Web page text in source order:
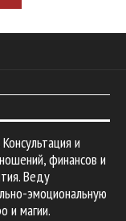
и
финансов и
Веду
эмоциональную
и магии.